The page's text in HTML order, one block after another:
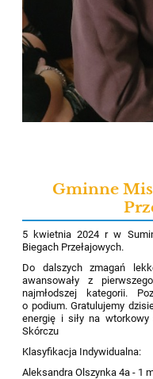
Gminne
5 kwietnia 2024 r w
Biegach Przełajowych.
Do dalszych zmagań
awansowały z
najmłodszej kategorii.
o podium. Gratulujemy
energię i siły na
Skórczu
Klasyfikacja Indywidualna:
Aleksandra Olszynka 4a - 1